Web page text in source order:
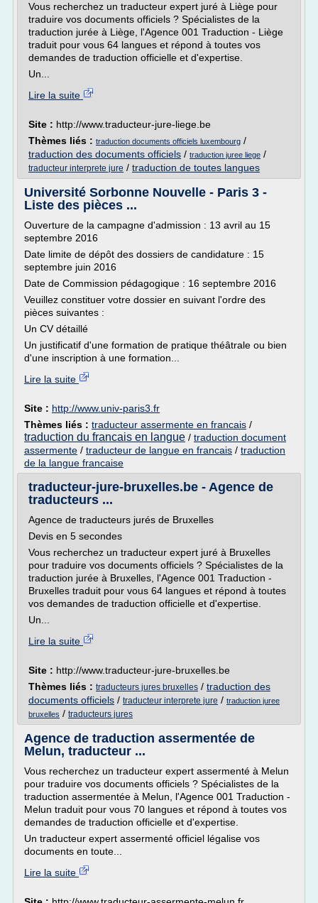
Vous recherchez un traducteur expert juré à Liège pour
traduire vos documents officiels ? Spécialistes de la
traduction jurée à Liège, l'Agence 001 Traduction - Liège
traduit pour vous 64 langues et répond à toutes vos
demandes de traduction officielle et d'expertise.
Un...
Lire la suite
Site : http://www.traducteur-jure-liege.be
Thèmes liés : traduction documents officiels luxembourg /
traduction des documents officiels / traduction juree liege /
traducteur interprete jure / traduction de toutes langues
Université Sorbonne Nouvelle - Paris 3 -
Liste des pièces ...
Ouverture de la campagne d'admission : 13 avril au 15
septembre 2016
Date limite de dépôt des dossiers de candidature : 15
septembre juin 2016
Date de Commission pédagogique : 16 septembre 2016
Veuillez constituer votre dossier en suivant l'ordre des
pièces suivantes :
Un CV détaillé
Un justificatif d'une formation de pratique théâtrale ou bien
d'une inscription à une formation...
Lire la suite
Site : http://www.univ-paris3.fr
Thèmes liés : traducteur assermente en francais /
traduction du francais en langue / traduction document
assermente / traducteur de langue en francais / traduction
de la langue francaise
traducteur-jure-bruxelles.be - Agence de
traducteurs ...
Agence de traducteurs jurés de Bruxelles
Devis en 5 secondes
Vous recherchez un traducteur expert juré à Bruxelles
pour traduire vos documents officiels ? Spécialistes de la
traduction jurée à Bruxelles, l'Agence 001 Traduction -
Bruxelles traduit pour vous 64 langues et répond à toutes
vos demandes de traduction officielle et d'expertise.
Un...
Lire la suite
Site : http://www.traducteur-jure-bruxelles.be
Thèmes liés : traducteurs jures bruxelles / traduction des
documents officiels / traducteur interprete jure / traduction juree
bruxelles / traducteurs jures
Agence de traduction assermentée de
Melun, traducteur ...
Vous recherchez un traducteur expert assermenté à Melun
pour traduire vos documents officiels ? Spécialistes de la
traduction assermentée à Melun, l'Agence 001 Traduction -
Melun traduit pour vous 70 langues et répond à toutes vos
demandes de traduction officielle et d'expertise.
Un traducteur expert assermenté officiel légalise vos
documents en toute...
Lire la suite